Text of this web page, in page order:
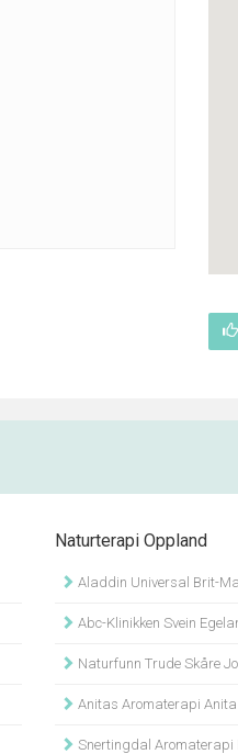
Naturterapi Oppland
Aladdin Universal Brit-
Abc-Klinikken Svein
Naturfunn Trude Skåre
Anitas Aromaterapi Anita
Snertingdal Aromaterapi